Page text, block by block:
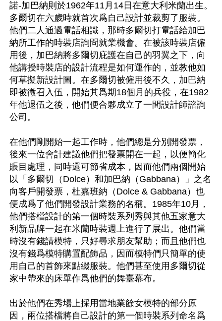
諾-加巴納則於1962年11月14日在意大利米蘭出生。
多爾切在六歲時就首次爲自己設計並裁剪了服裝。
他們二人通過電話相識，那時多爾切打電話給加巴
納所工作的時裝店詢問就業機會。在被該時裝店僱
用後，加巴納將多爾切庇護在自己的羽翼之下，向
他講授時裝店的設計流程是如何運作的，並教他如
何草擬新設計圖。在多爾切被僱用後不久，加巴納
即被徵召入伍，開始其爲期18個月的兵役，在1982
年他退伍之後，他們便合夥成立了一間設計師諮詢
公司。
在他們剛開始一起工作時，他們總是分別開發票，
後來一位會計建議他們把發票開在一起，以便簡化
賬目處理，同時還可節省成本，因而他們兩個開始
以「多爾切（Dolce）和加巴納（Gabbana）」之名
向客戶開發票，杜嘉班納（Dolce & Gabbana）也
便成爲了他們開發設計業務的名稱。1985年10月，
他們搭檔設計的第一個時裝系列秀與其他五家意大
利新品牌一起在米蘭時裝週上進行了展出。他們當
時沒有錢請模特，只好尋求朋友幫助；而且他們也
沒有錢爲模特購置配飾品，因而模特們只簡單的使
用自己的首飾來點綴服裝。他們甚至使用多爾切從
家中帶來的床單作爲他們的舞臺幕布。
出於他們在秀場上採用當地業餘女模特的部分原
因，兩位搭檔將自己設計的第一個時裝系列命名爲